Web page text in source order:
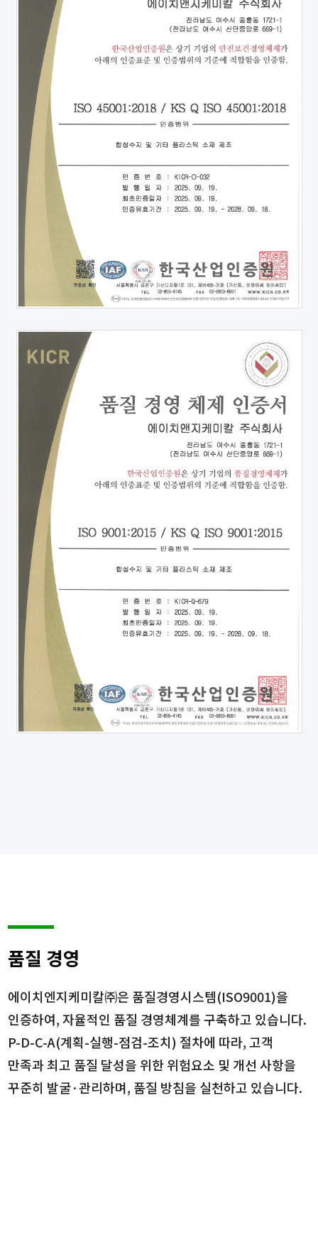
품질 경영
에이치엔지케미칼㈜은 품질경영시스템(ISO9001)을
인증하여, 자율적인 품질 경영체계를 구축하고 있습니다.
P-D-C-A(계획-실행-점검-조치) 절차에 따라, 고객
만족과 최고 품질 달성을 위한 위험요소 및 개선 사항을
꾸준히 발굴·관리하며, 품질 방침을 실천하고 있습니다.